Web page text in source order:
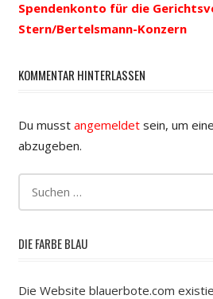
Spendenkonto für die
Stern/Bertelsmann-Konzern
KOMMENTAR HINTERLASSEN
Du musst angemeldetsein, um
abzugeben.
DIE FARBE BLAU
Die Website blauerbote.com